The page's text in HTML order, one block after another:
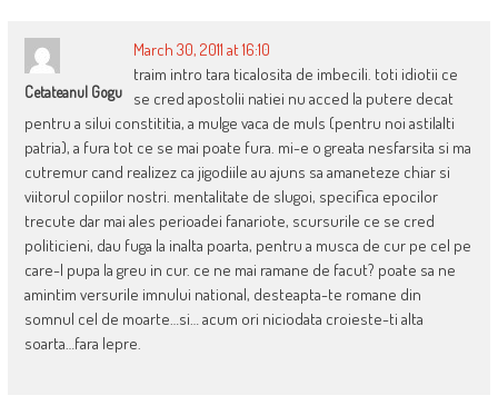
Cetateanul Gogu
March 30, 2011 at 16:10
traim intro tara ticalosita de imbecili. toti idiotii ce
se cred apostolii natiei nu acced la putere decat
pentru a silui constititia, a mulge vaca de muls (pentru noi astilalti
patria), a fura tot ce se mai poate fura. mi-e o greata nesfarsita si ma
cutremur cand realizez ca jigodiile au ajuns sa amaneteze chiar si
viitorul copiilor nostri. mentalitate de slugoi, specifica epocilor
trecute dar mai ales perioadei fanariote, scursurile ce se cred
politicieni, dau fuga la inalta poarta, pentru a musca de cur pe cel pe
care-l pupa la greu in cur. ce ne mai ramane de facut? poate sa ne
amintim versurile imnului national, desteapta-te romane din
somnul cel de moarte…si… acum ori niciodata croieste-ti alta
soarta…fara lepre.